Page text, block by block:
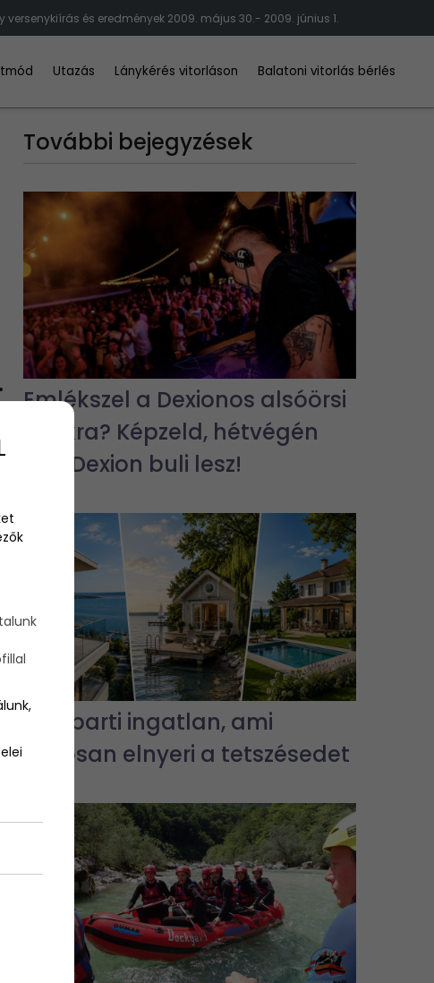
versenykiírás és eredmények 2009. május 30.- 2009. június 1.
Utazás Lánykérés vitorláson Balatoni vitorlás bérlés
További bejegyzések
Emlékszel a Dexionos alsóörsi
bulikra? Képzeld, hétvégén
újra Dexion buli lesz!
3 vízparti ingatlan, ami
biztosan elnyeri a tetszésedet